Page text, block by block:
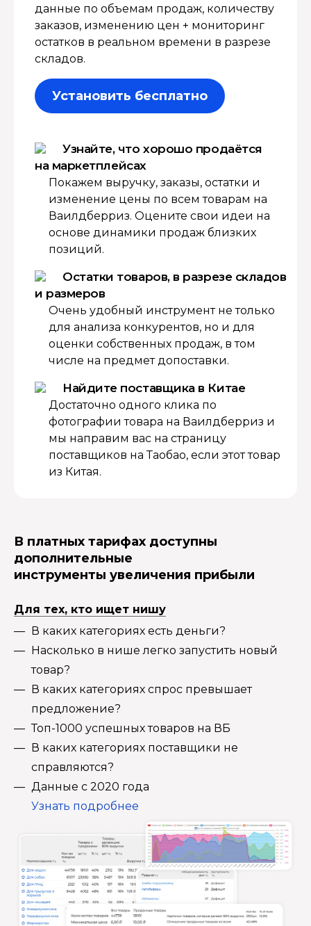
данные по объемам продаж, количеству
заказов, изменению цен + мониторинг
остатков в реальном времени в разрезе
складов.
Установить бесплатно
Узнайте, что хорошо продаётся
на маркетплейсах
Покажем выручку, заказы, остатки и
изменение цены по всем товарам на
Ваилдберриз. Оцените свои идеи на
основе динамики продаж близких
позиций.
Остатки товаров, в разрезе складов
и размеров
Очень удобный инструмент не только
для анализа конкурентов, но и для
оценки собственных продаж, в том
числе на предмет допоставки.
Найдите поставщика в Китае
Достаточно одного клика по
фотографии товара на Ваилдберриз и
мы направим вас на страницу
поставщиков на Таобао, если этот товар
из Китая.
В платных тарифах доступны
дополнительные
инструменты увеличения прибыли
Для тех, кто ищет нишу
В каких категориях есть деньги?
Насколько в нише легко запустить новый
товар?
В каких категориях спрос превышает
предложение?
Топ-1000 успешных товаров на ВБ
В каких категориях поставщики не
справляются?
Данные с 2020 года
Узнать подробнее